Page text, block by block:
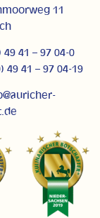
11
49 41 – 97 04-0
49 41 – 97 04-19